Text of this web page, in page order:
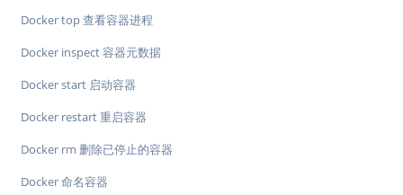
Docker top 查看容器进程
Docker inspect 容器元数据
Docker start 启动容器
Docker restart 重启容器
Docker rm 删除已停止的容器
Docker 命名容器